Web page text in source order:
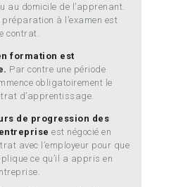
au domicile de l’apprenant.
à l’examen est
contrat.
formation est
Par contre une période
obligatoirement le
d’apprentissage.
de progression des
est négocié en
avec l’employeur pour que
ce qu’il a appris en